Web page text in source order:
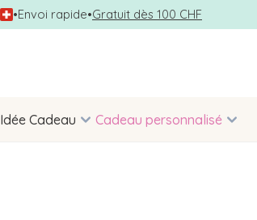
•Envoi rapide•Gratuit dès 100 CHF
Idée Cadeau Cadeau personnalisé